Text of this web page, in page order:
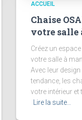
ACCUEIL
Chaise
votre salle
Créez un
votre salle à
Avec leur
tendance, les
votre intérieur
Lire la suite…